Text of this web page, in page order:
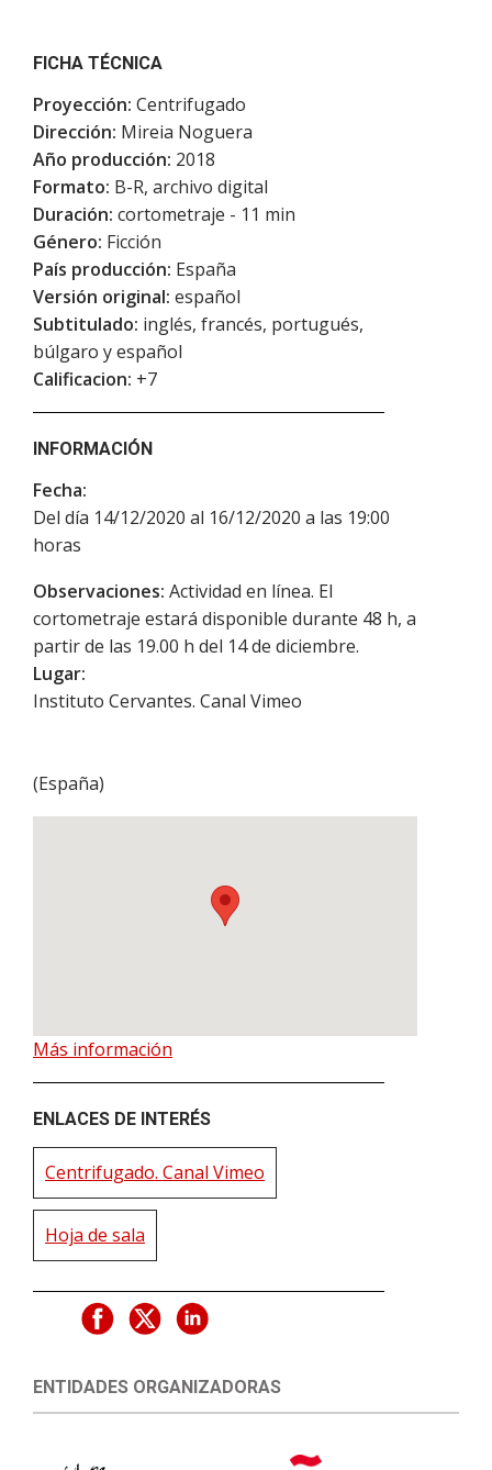
FICHA TÉCNICA
Proyección: Centrifugado
Dirección: Mireia Noguera
Año producción: 2018
Formato: B-R, archivo digital
Duración: cortometraje - 11 min
Género: Ficción
País producción: España
Versión original: español
Subtitulado: inglés, francés, portugués,
búlgaro y español
Calificacion: +7
INFORMACIÓN
Fecha:
Del día 14/12/2020 al 16/12/2020 a las 19:00
horas
Observaciones: Actividad en línea. El
cortometraje estará disponible durante 48 h, a
partir de las 19.00 h del 14 de diciembre.
Lugar:
Instituto Cervantes. Canal Vimeo
(España)
Más información
ENLACES DE INTERÉS
Centrifugado. Canal Vimeo
Hoja de sala
ENTIDADES ORGANIZADORAS